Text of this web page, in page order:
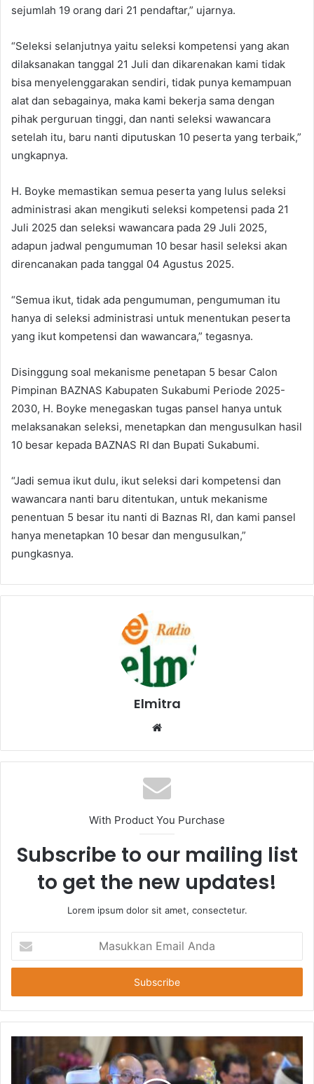
sejumlah 19 orang dari 21 pendaftar,” ujarnya.
“Seleksi selanjutnya yaitu seleksi kompetensi yang akan
dilaksanakan tanggal 21 Juli dan dikarenakan kami tidak
bisa menyelenggarakan sendiri, tidak punya kemampuan
alat dan sebagainya, maka kami bekerja sama dengan
pihak perguruan tinggi, dan nanti seleksi wawancara
setelah itu, baru nanti diputuskan 10 peserta yang terbaik,”
ungkapnya.
H. Boyke memastikan semua peserta yang lulus seleksi
administrasi akan mengikuti seleksi kompetensi pada 21
Juli 2025 dan seleksi wawancara pada 29 Juli 2025,
adapun jadwal pengumuman 10 besar hasil seleksi akan
direncanakan pada tanggal 04 Agustus 2025.
“Semua ikut, tidak ada pengumuman, pengumuman itu
hanya di seleksi administrasi untuk menentukan peserta
yang ikut kompetensi dan wawancara,” tegasnya.
Disinggung soal mekanisme penetapan 5 besar Calon
Pimpinan BAZNAS Kabupaten Sukabumi Periode 2025-
2030, H. Boyke menegaskan tugas pansel hanya untuk
melaksanakan seleksi, menetapkan dan mengusulkan hasil
10 besar kepada BAZNAS RI dan Bupati Sukabumi.
“Jadi semua ikut dulu, ikut seleksi dari kompetensi dan
wawancara nanti baru ditentukan, untuk mekanisme
penentuan 5 besar itu nanti di Baznas RI, dan kami pansel
hanya menetapkan 10 besar dan mengusulkan,”
pungkasnya.
Elmitra
Website
With Product You Purchase
Subscribe to our mailing list
to get the new updates!
Lorem ipsum dolor sit amet, consectetur.
Email
Anda